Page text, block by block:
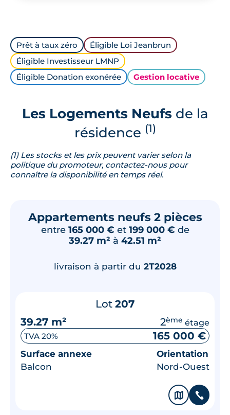
Prêt à taux zéro
Éligible Loi Jeanbrun
Éligible Investisseur LMNP
Éligible Donation exonérée
Gestion locative
Les Logements Neufsde la
résidence (1)
(1) Les stocks et les prix peuvent varier selon la
politique du promoteur, contactez-nous pour
connaître la disponibilité en temps réel.
Appartements neufs 2 pièces
entre 165 000 € et 199 000 € de
39.27 m² à 42.51 m²
livraison à partir du 2T2028
Lot 207
39.27 m²
2ème étage
TVA 20% 165 000 €
Surface annexe
Balcon
Orientation
Nord-Ouest
🗞 📞